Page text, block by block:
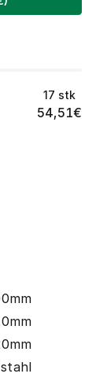
17 stk
54,51€